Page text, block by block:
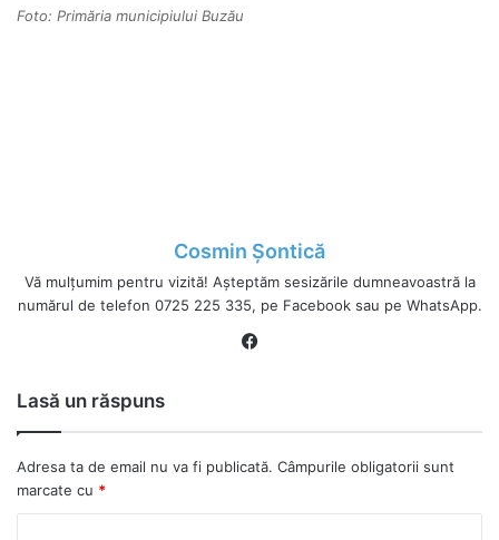
Foto: Primăria municipiului Buzău
Cosmin Șontică
Vă mulțumim pentru vizită! Așteptăm sesizările dumneavoastră la
numărul de telefon 0725 225 335, pe Facebook sau pe WhatsApp.
Lasă un răspuns
Adresa ta de email nu va fi publicată. Câmpurile obligatorii sunt
marcate cu *